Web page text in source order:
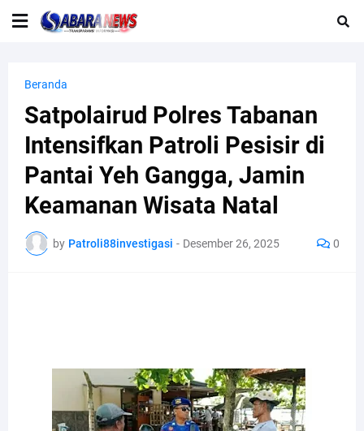
Beranda
Satpolairud Polres Tabanan
Intensifkan Patroli Pesisir di
Pantai Yeh Gangga, Jamin
Keamanan Wisata Natal
by Patroli88investigasi - Desember 26, 2025 0